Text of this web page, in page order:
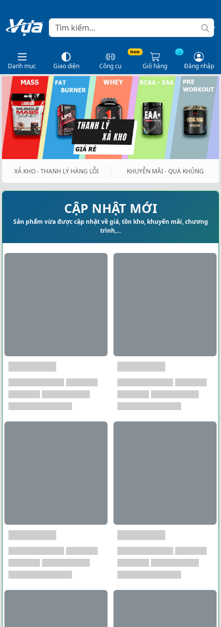
Danh mục Giao diện
New
Công cụ
...
Giỏ hàng Đăng nhập
XẢ KHO - THANH LÝ HÀNG LỖI KHUYỄN MÃI - QUÀ KHỦNG
CẬP NHẬT MỚI
Sản phẩm vừa được cập nhật về giá, tồn kho, khuyến mãi, chương
trình,...